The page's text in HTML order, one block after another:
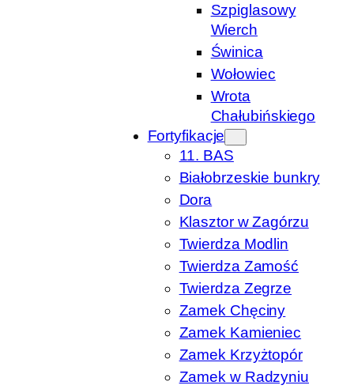
Szpiglasowy
Wierch
Świnica
Wołowiec
Wrota
Chałubińskiego
Fortyfikacje
11. BAS
Białobrzeskie bunkry
Dora
Klasztor w Zagórzu
Twierdza Modlin
Twierdza Zamość
Twierdza Zegrze
Zamek Chęciny
Zamek Kamieniec
Zamek Krzyżtopór
Zamek w Radzyniu